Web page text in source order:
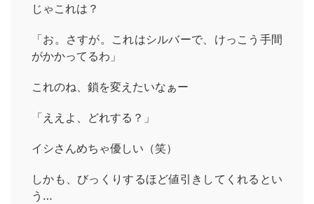
じゃこれは？
「お。さすが。これはシルバーで、けっこう手間
がかかってるわ」
これのね、鎖を変えたいなぁー
「ええよ、どれする？」
イシさんめちゃ優しい（笑）
しかも、びっくりするほど値引きしてくれるとい
う…